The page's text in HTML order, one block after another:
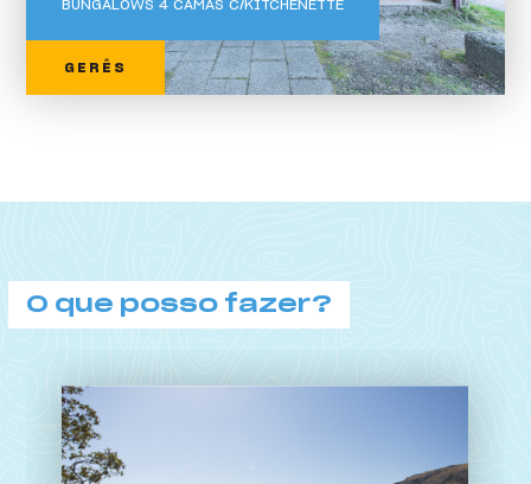
BUNGALOWS 4 CAMAS C/KITCHENETTE
GERÊS
O que posso fazer?